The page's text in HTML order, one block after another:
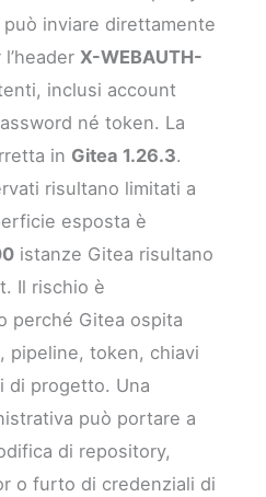
inviare direttamente
X-WEBAUTH-
inclusi account
né token. La
in Gitea 1.26.3.
risultano limitati a
esposta è
istanze Gitea risultano
Il rischio è
perché Gitea ospita
pipeline, token, chiavi
di progetto. Una
può portare a
di repository,
o furto di credenziali di